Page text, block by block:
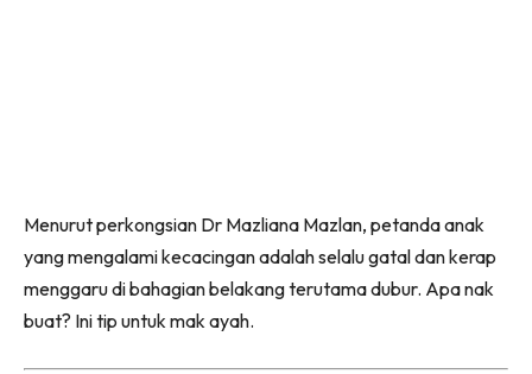
Menurut perkongsian Dr Mazliana Mazlan, petanda anak
yang mengalami kecacingan adalah selalu gatal dan kerap
menggaru di bahagian belakang terutama dubur. Apa nak
buat? Ini tip untuk mak ayah.